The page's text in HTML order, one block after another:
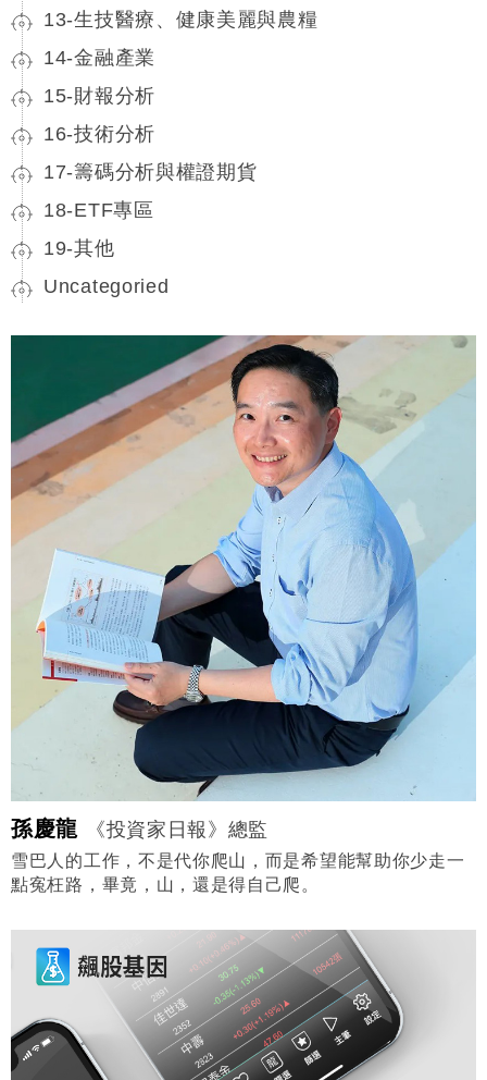
13-生技醫療、健康美麗與農糧
14-金融產業
15-財報分析
16-技術分析
17-籌碼分析與權證期貨
18-ETF專區
19-其他
Uncategoried
孫慶龍 《投資家日報》總監
雪巴人的工作，不是代你爬山，而是希望能幫助你少走一
點寃枉路，畢竟，山，還是得自己爬。